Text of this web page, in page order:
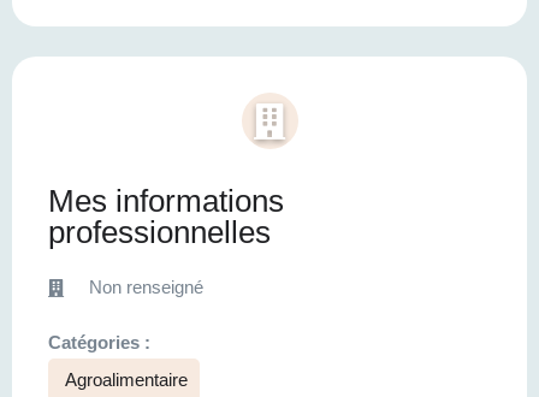
Mes informations
professionnelles
Non renseigné
Catégories :
Agroalimentaire